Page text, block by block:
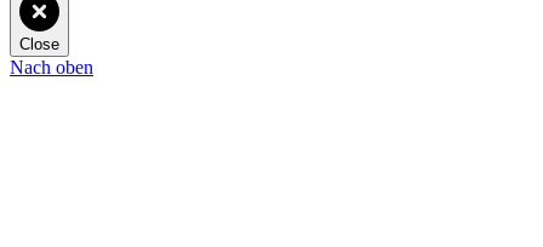
Close
Nach oben